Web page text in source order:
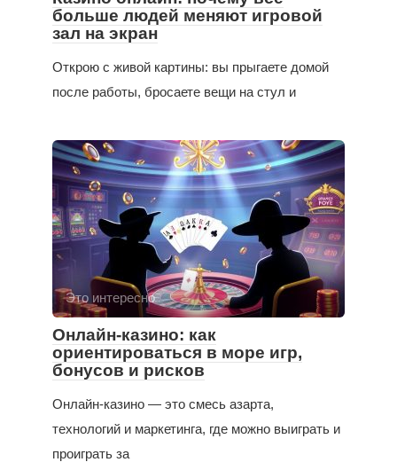
больше людей меняют игровой
зал на экран
Открою с живой картины: вы прыгаете домой
после работы, бросаете вещи на стул и
Это интересно
Онлайн-казино: как
ориентироваться в море игр,
бонусов и рисков
Онлайн-казино — это смесь азарта,
технологий и маркетинга, где можно выиграть и
проиграть за